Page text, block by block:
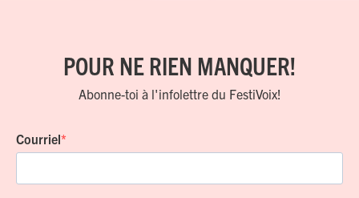
POUR NE RIEN MANQUER!
Abonne-toi à l'infolettre du FestiVoix!
Courriel